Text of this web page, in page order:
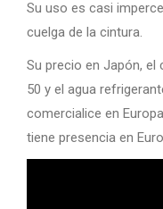
Su uso es casi
cuelga de la cintura.
Su precio en Japón,
50 y el agua
comercialice en
tiene presencia en